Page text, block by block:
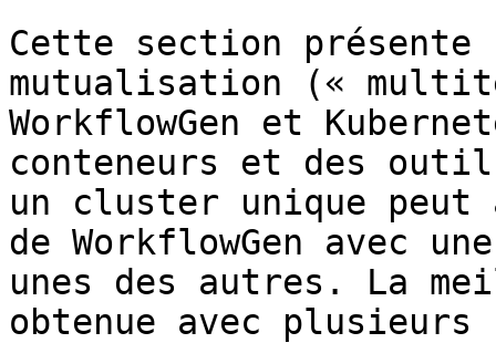
Cette section présente
mutualisation («
WorkflowGen et
conteneurs et des
un cluster unique
de WorkflowGen avec
unes des autres. La
obtenue avec